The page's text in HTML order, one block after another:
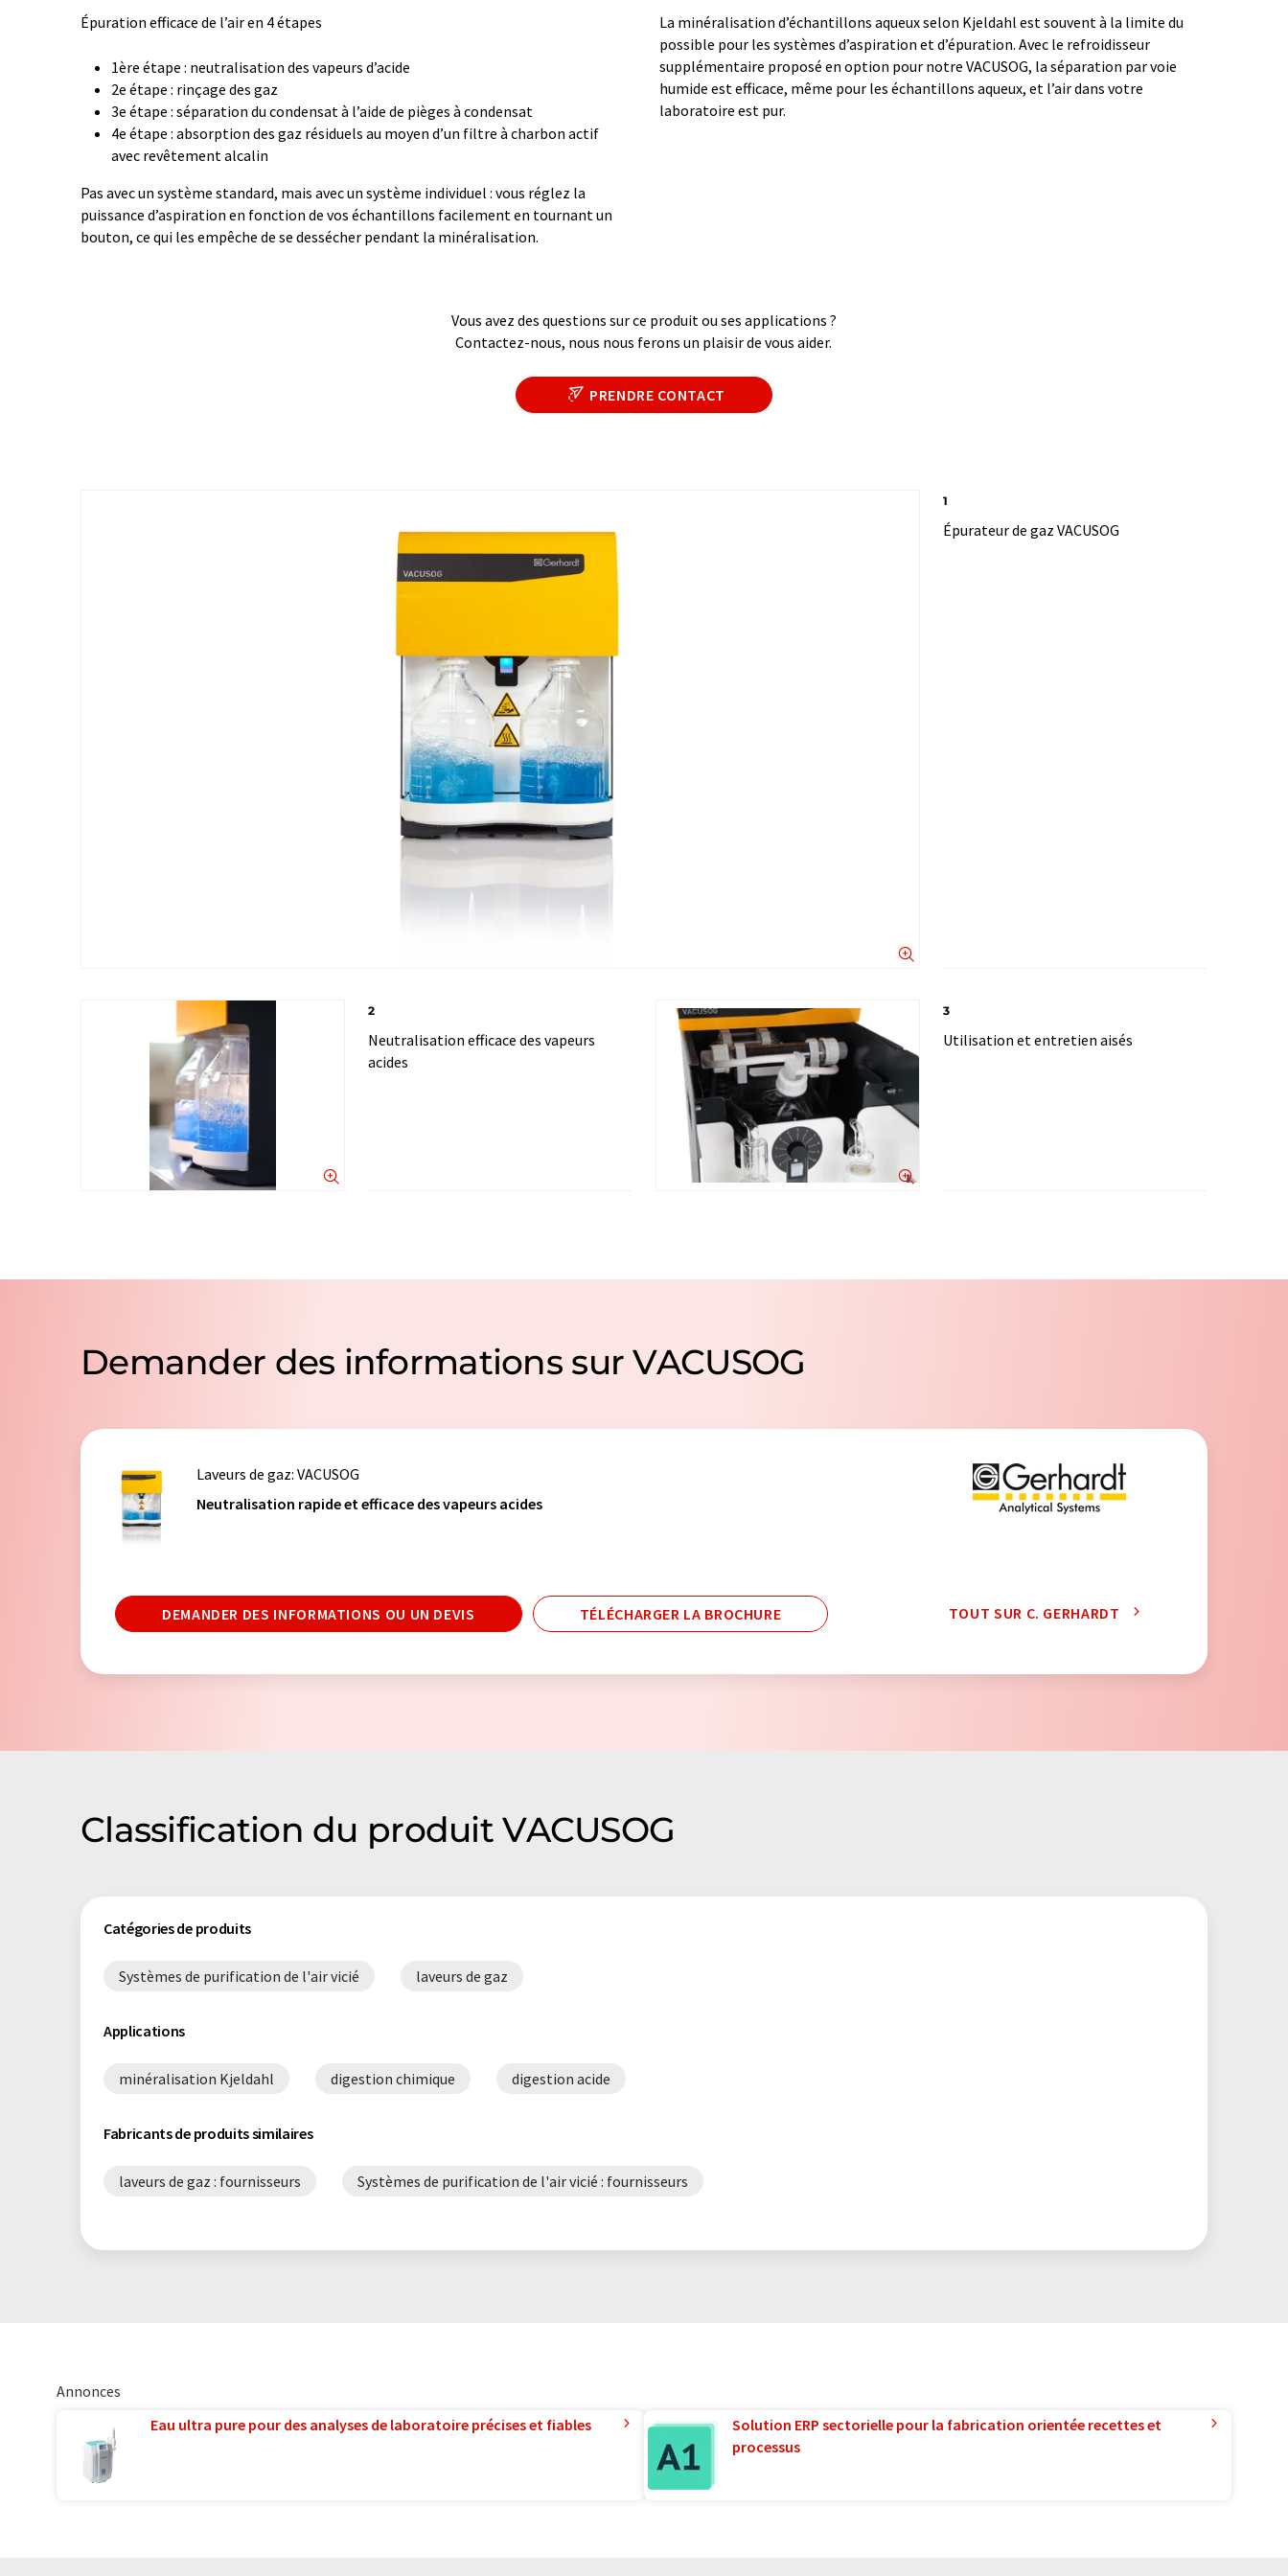
Épuration efficace de l’air en 4 étapes
1ère étape : neutralisation des vapeurs d’acide
2e étape : rinçage des gaz
3e étape : séparation du condensat à l’aide de pièges à condensat
4e étape : absorption des gaz résiduels au moyen d’un filtre à charbon actif
avec revêtement alcalin
Pas avec un système standard, mais avec un système individuel : vous réglez la
puissance d’aspiration en fonction de vos échantillons facilement en tournant un
bouton, ce qui les empêche de se dessécher pendant la minéralisation.
La minéralisation d’échantillons aqueux selon Kjeldahl est souvent à la limite du
possible pour les systèmes d’aspiration et d’épuration. Avec le refroidisseur
supplémentaire proposé en option pour notre VACUSOG, la séparation par voie
humide est efficace, même pour les échantillons aqueux, et l’air dans votre
laboratoire est pur.
Vous avez des questions sur ce produit ou ses applications ?
Contactez-nous, nous nous ferons un plaisir de vous aider.
PRENDRE CONTACT
1
Épurateur de gaz VACUSOG
2
Neutralisation efficace des vapeurs
acides
3
Utilisation et entretien aisés
Demander des informations sur VACUSOG
Laveurs de gaz: VACUSOG
Neutralisation rapide et efficace des vapeurs acides
DEMANDER DES INFORMATIONS OU UN DEVIS TÉLÉCHARGER LA BROCHURE TOUT SUR C. GERHARDT
Classification du produit VACUSOG
Catégories de produits
Systèmes de purification de l'air vicié laveurs de gaz
Applications
minéralisation Kjeldahl digestion chimique digestion acide
Fabricants de produits similaires
laveurs de gaz : fournisseurs Systèmes de purification de l'air vicié : fournisseurs
Annonces
Eau ultra pure pour des analyses de laboratoire précises et fiables
Solution ERP sectorielle pour la fabrication orientée recettes et
processus